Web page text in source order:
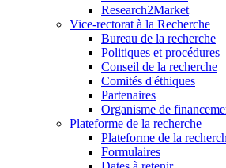
Research2Market
Vice-rectorat à la Recherche
Bureau de la recherche
Politiques et procédures
Conseil de la recherche
Comités d'éthiques
Partenaires
Organisme de
Plateforme de la recherche
Plateforme de la
Formulaires